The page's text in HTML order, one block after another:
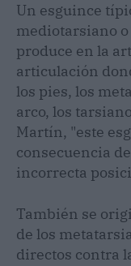
Un esguince
mediotarsiano
produce en la
articulación
los pies, los
arco, los
Martín, "este
consecuencia
incorrecta
También se
de los
directos contra